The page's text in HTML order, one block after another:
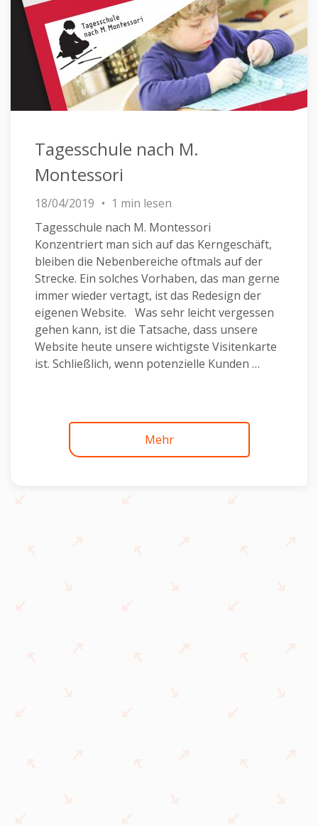
Tagesschule nach M.
Montessori
18/04/2019
1 min lesen
Tagesschule nach M. Montessori
Konzentriert man sich auf das Kerngeschäft,
bleiben die Nebenbereiche oftmals auf der
Strecke. Ein solches Vorhaben, das man gerne
immer wieder vertagt, ist das Redesign der
eigenen Website. Was sehr leicht vergessen
gehen kann, ist die Tatsache, dass unsere
Website heute unsere wichtigste Visitenkarte
ist. Schließlich, wenn potenzielle Kunden …
Mehr